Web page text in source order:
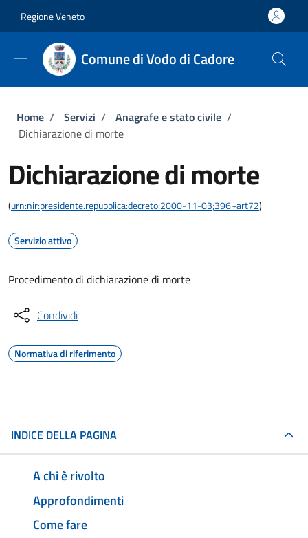
Regione Veneto
Comune di Vodo di Cadore
Briciole di pane
Home / Servizi / Anagrafe e stato civile /
Dichiarazione di morte
Dichiarazione di morte
(urn:nir:presidente.repubblica:decreto:2000-11-03;396~art72)
Servizio attivo
Procedimento di dichiarazione di morte
Condividi
Normativa di riferimento
INDICE DELLA PAGINA
A chi è rivolto
Approfondimenti
Come fare